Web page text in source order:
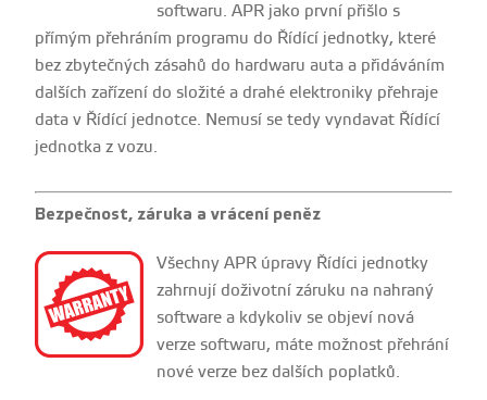
softwaru. APR jako první přišlo s
přímým přehráním programu do Řídící jednotky, které
bez zbytečných zásahů do hardwaru auta a přidáváním
dalších zařízení do složité a drahé elektroniky přehraje
data v Řídící jednotce. Nemusí se tedy vyndavat Řídící
jednotka z vozu.
Bezpečnost, záruka a vrácení peněz
Všechny APR úpravy Řídíci jednotky
zahrnují doživotní záruku na nahraný
software a kdykoliv se objeví nová
verze softwaru, máte možnost přehrání
nové verze bez dalších poplatků.